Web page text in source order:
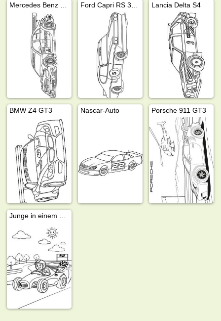
Lancia Delta S4
BMW Z4 GT3 Nascar-Auto Porsche 911 GT3